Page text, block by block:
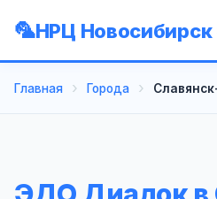
НРЦ
Главная Города